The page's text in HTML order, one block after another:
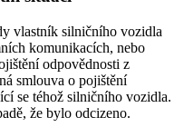
vlastník silničního vozidla
komunikacích, nebo
odpovědnosti z
smlouva o pojištění
se téhož silničního vozidla.
že bylo odcizeno.